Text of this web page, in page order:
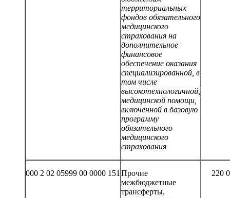
территориальных
фондов обязательного
медицинского
страхования на
дополнительное
финансовое
обеспечение оказания
специализированной, в
том числе
высокотехнологичной,
медицинской помощи,
включенной в базовую
программу
обязательного
медицинского
страхования
000 2 02 05999 00 0000 151 Прочие
межбюджетные
трансферты,
220